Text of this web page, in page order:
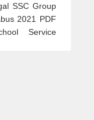
SSC Group
2021 PDF
Service